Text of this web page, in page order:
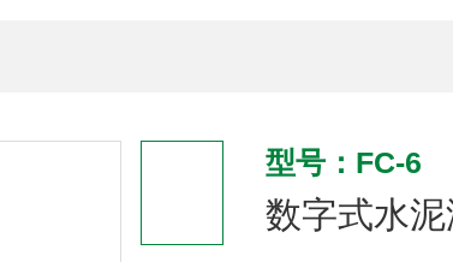
型号：FC-6
数字式水